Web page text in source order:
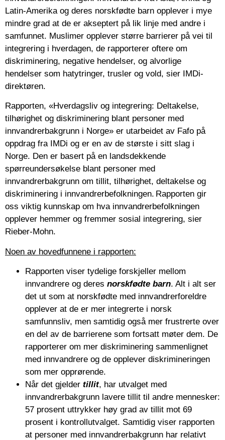
Latin-Amerika og deres norskfødte barn opplever i mye
mindre grad at de er akseptert på lik linje med andre i
samfunnet. Muslimer opplever større barrierer på vei til
integrering i hverdagen, de rapporterer oftere om
diskriminering, negative hendelser, og alvorlige
hendelser som hatytringer, trusler og vold, sier IMDi-
direktøren.
Rapporten, «Hverdagsliv og integrering: Deltakelse,
tilhørighet og diskriminering blant personer med
innvandrerbakgrunn i Norge» er utarbeidet av Fafo på
oppdrag fra IMDi og er en av de største i sitt slag i
Norge. Den er basert på en landsdekkende
spørreundersøkelse blant personer med
innvandrerbakgrunn om tillit, tilhørighet, deltakelse og
diskriminering i innvandrerbefolkningen. Rapporten gir
oss viktig kunnskap om hva innvandrerbefolkningen
opplever hemmer og fremmer sosial integrering, sier
Rieber-Mohn.
Noen av hovedfunnene i rapporten:
Rapporten viser tydelige forskjeller mellom
innvandrere og deres norskfødte barn. Alt i alt ser
det ut som at norskfødte med innvandrerforeldre
opplever at de er mer integrerte i norsk
samfunnsliv, men samtidig også mer frustrerte over
en del av de barrierene som fortsatt møter dem. De
rapporterer om mer diskriminering sammenlignet
med innvandrere og de opplever diskrimineringen
som mer opprørende.
Når det gjelder tillit, har utvalget med
innvandrerbakgrunn lavere tillit til andre mennesker:
57 prosent uttrykker høy grad av tillit mot 69
prosent i kontrollutvalget. Samtidig viser rapporten
at personer med innvandrerbakgrunn har relativt